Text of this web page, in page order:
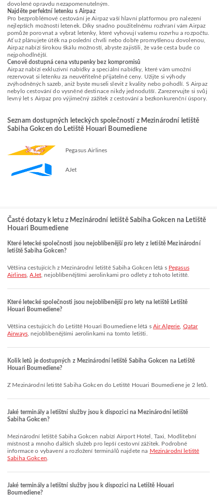
dovolené opravdu nezapomenutelným.
Najděte perfektní letenku s Airpaz
Pro bezproblémové cestování je Airpaz vaší hlavní platformou pro nalezení
nejlepších možností letenek. Díky snadno použitelnému rozhraní vám Airpaz
pomůže porovnat a vybrat letenky, které vyhovují vašemu rozvrhu a rozpočtu.
Ať už plánujete útěk na poslední chvíli nebo dobře promyšlenou dovolenou,
Airpaz nabízí širokou škálu možností, abyste zajistili, že vaše cesta bude co
nejpohodlnější.
Cenově dostupná cena vstupenky bez kompromisů
Airpaz nabízí exkluzivní nabídky a speciální nabídky, které vám umožní
rezervovat si letenku za neuvěřitelně přijatelné ceny. Užijte si výhody
zvýhodněných sazeb, aniž byste museli slevit z kvality nebo pohodlí. S Airpaz
nebylo cestování do vysněné destinace nikdy jednodušší. Zarezervujte si svůj
levný let s Airpaz pro výjimečný zážitek z cestování a bezkonkurenční úspory.
Seznam dostupných leteckých společností z Mezinárodní letiště
Sabiha Gokcen do Letiště Houari Boumediene
Pegasus Airlines
AJet
Časté dotazy k letu z Mezinárodní letiště Sabiha Gokcen na Letiště
Houari Boumediene
Které letecké společnosti jsou nejoblíbenější pro lety z letiště Mezinárodní
letiště Sabiha Gokcen?
Většina cestujících z Mezinárodní letiště Sabiha Gokcen létá s Pegasus
Airlines ,AJet, nejoblíbenějšími aerolinkami pro odlety z tohoto letiště.
Které letecké společnosti jsou nejoblíbenější pro lety na letiště Letiště
Houari Boumediene?
Většina cestujících do Letiště Houari Boumediene létá s Air Algerie Qatar
Airways, nejoblíbenějšími aerolinkami na tomto letišti.
Kolik letů je dostupných z Mezinárodní letiště Sabiha Gokcen na Letiště
Houari Boumediene?
Z Mezinárodní letiště Sabiha Gokcen do Letiště Houari Boumediene je 2 letů.
Jaké terminály a letištní služby jsou k dispozici na Mezinárodní letiště
Sabiha Gokcen?
Mezinárodní letiště Sabiha Gokcen nabízí Airport Hotel, Taxi, Modlitební
místnost a mnoho dalších služeb pro lepší cestovní zážitek. Podrobné
informace o vybavení a rozložení terminálů najdete na Mezinárodní letiště
Sabiha Gokcen
Jaké terminály a letištní služby jsou k dispozici na Letiště Houari
Boumediene?